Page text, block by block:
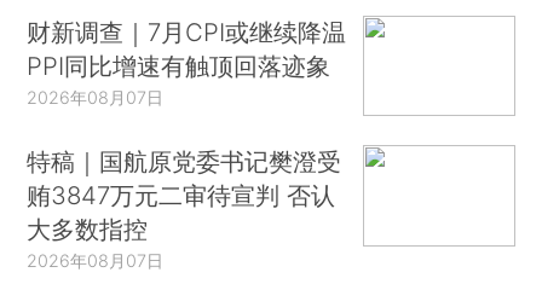
财新调查｜7月CPI或继续降温
PPI同比增速有触顶回落迹象
2026年08月07日
特稿｜国航原党委书记樊澄受
贿3847万元二审待宣判 否认
大多数指控
2026年08月07日